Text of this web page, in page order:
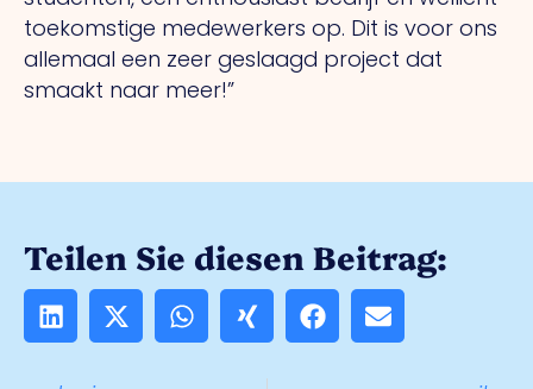
toekomstige medewerkers op. Dit is voor ons
allemaal een zeer geslaagd project dat
smaakt naar meer!”
Teilen Sie diesen Beitrag: